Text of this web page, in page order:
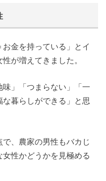
金を持っている」とイ
が増えてきました。
」「つまらない」「一
暮らしができる」と思
、農家の男性もバカじ
性かどうかを見極める